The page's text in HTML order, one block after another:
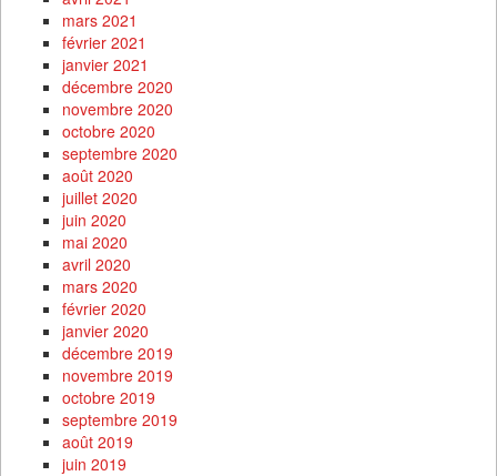
mars 2021
février 2021
janvier 2021
décembre 2020
novembre 2020
octobre 2020
septembre 2020
août 2020
juillet 2020
juin 2020
mai 2020
avril 2020
mars 2020
février 2020
janvier 2020
décembre 2019
novembre 2019
octobre 2019
septembre 2019
août 2019
juin 2019